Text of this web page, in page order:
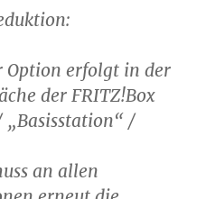
Option erfolgt in der
der FRITZ!Box
„Basisstation“ /
an allen